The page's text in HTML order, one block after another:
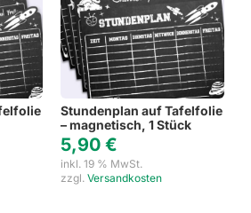
Stundenplan auf Tafelfolie
– magnetisch, 1 Stück
5,90 €
inkl. 19 % MwSt.
zzgl. Versandkosten